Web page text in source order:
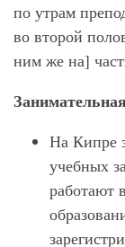
по утрам
во второй
ним же на]
На Кипре
учебных
работают